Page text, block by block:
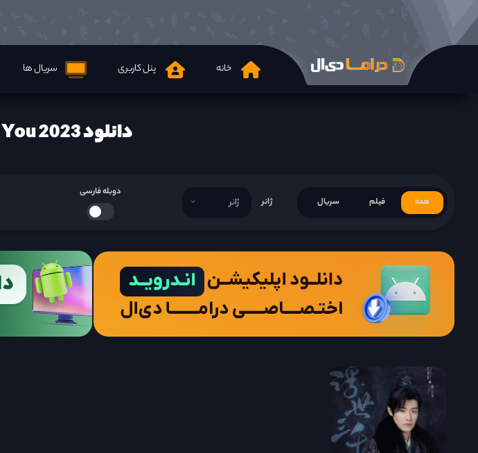
خانه پنل کاربری سریال ها
دانلود Only Love You 2023 ها
همه فیلم سریال ژانر ژانر
دوبله فارسی